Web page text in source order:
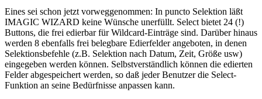
Eines sei schon jetzt vorweggenommen: In puncto Selektion läßt
IMAGIC WIZARD keine Wünsche unerfüllt. Select bietet 24 (!)
Buttons, die frei edierbar für Wildcard-Einträge sind. Darüber hinaus
werden 8 ebenfalls frei belegbare Edierfelder angeboten, in denen
Selektionsbefehle (z.B. Selektion nach Datum, Zeit, Größe usw)
eingegeben werden können. Selbstverständlich können die edierten
Felder abgespeichert werden, so daß jeder Benutzer die Select-
Funktion an seine Bedürfnisse anpassen kann.